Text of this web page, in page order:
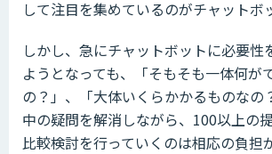
して注目を集めているのがチャットボ
しかし、急にチャットボットに必要性
ようとなっても、「そもそも一体何が
の？」、「大体いくらかかるものなの
中の疑問を解消しながら、100以上の
比較検討を行っていくのは相応の負担